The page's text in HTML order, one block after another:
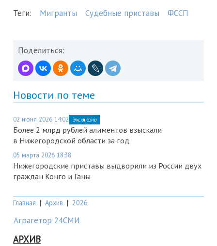
Теги: Мигранты Судебные приставы ФССП
Поделиться:
Новости по теме
02 июня 2026 14:02 Эксклюзив
Более 2 млрд рублей алиментов взыскали
в Нижегородской области за год
05 марта 2026 18:38
Нижегородские приставы выдворили из России двух
граждан Конго и Ганы
Главная | Архив | 2026
Аграгетор 24СМИ
АРХИВ